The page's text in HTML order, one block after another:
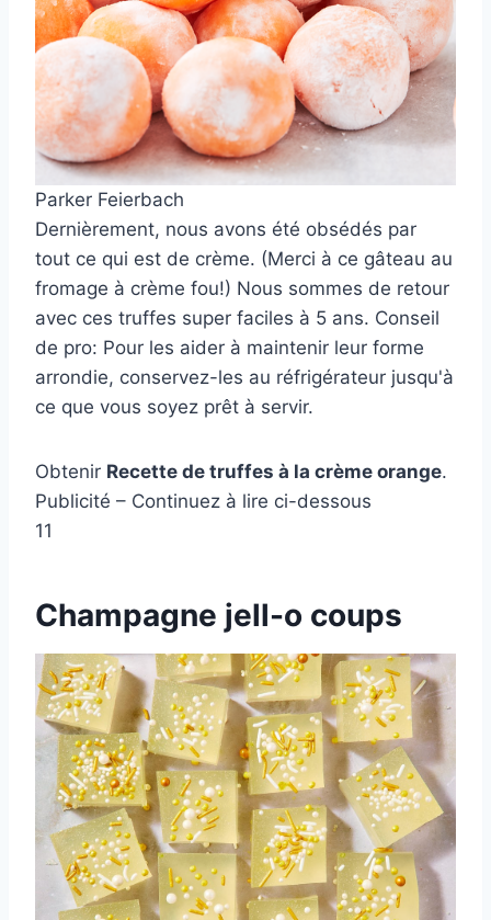
Parker Feierbach
Dernièrement, nous avons été obsédés par
tout ce qui est de crème. (Merci à ce gâteau au
fromage à crème fou!) Nous sommes de retour
avec ces truffes super faciles à 5 ans. Conseil
de pro: Pour les aider à maintenir leur forme
arrondie, conservez-les au réfrigérateur jusqu'à
ce que vous soyez prêt à servir.
Obtenir Recette de truffes à la crème orange.
Publicité – Continuez à lire ci-dessous
11
Champagne jell-o coups